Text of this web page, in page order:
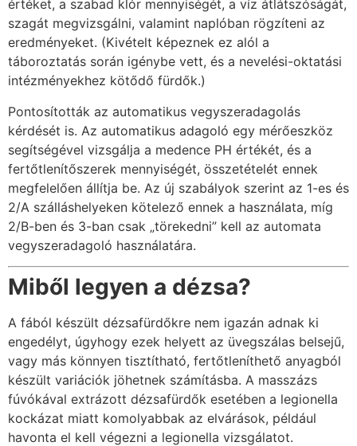
értéket, a szabad klór mennyiségét, a víz átlátszóságát,
szagát megvizsgálni, valamint naplóban rögzíteni az
eredményeket. (Kivételt képeznek ez alól a
táboroztatás során igénybe vett, és a nevelési-oktatási
intézményekhez kötődő fürdők.)
Pontosították az automatikus vegyszeradagolás
kérdését is. Az automatikus adagoló egy mérőeszköz
segítségével vizsgálja a medence PH értékét, és a
fertőtlenítőszerek mennyiségét, összetételét ennek
megfelelően állítja be. Az új szabályok szerint az 1-es és
2/A szálláshelyeken kötelező ennek a használata, míg
2/B-ben és 3-ban csak „törekedni” kell az automata
vegyszeradagoló használatára.
Miből legyen a dézsa?
A fából készült dézsafürdőkre nem igazán adnak ki
engedélyt, úgyhogy ezek helyett az üvegszálas belsejű,
vagy más könnyen tisztítható, fertőtleníthető anyagból
készült variációk jöhetnek számításba. A masszázs
fúvókával extrázott dézsafürdők esetében a legionella
kockázat miatt komolyabbak az elvárások, például
havonta el kell végezni a legionella vizsgálatot.